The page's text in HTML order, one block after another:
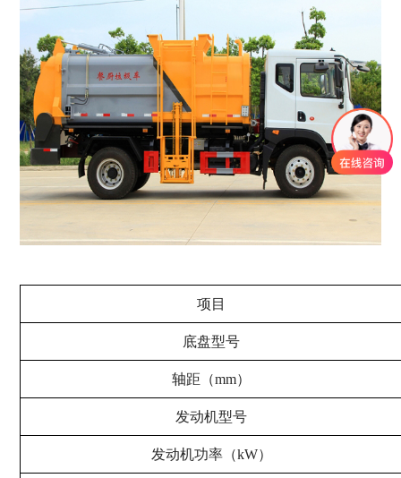
项目
底盘型号
轴距（mm）
发动机型号
发动机功率（kW）